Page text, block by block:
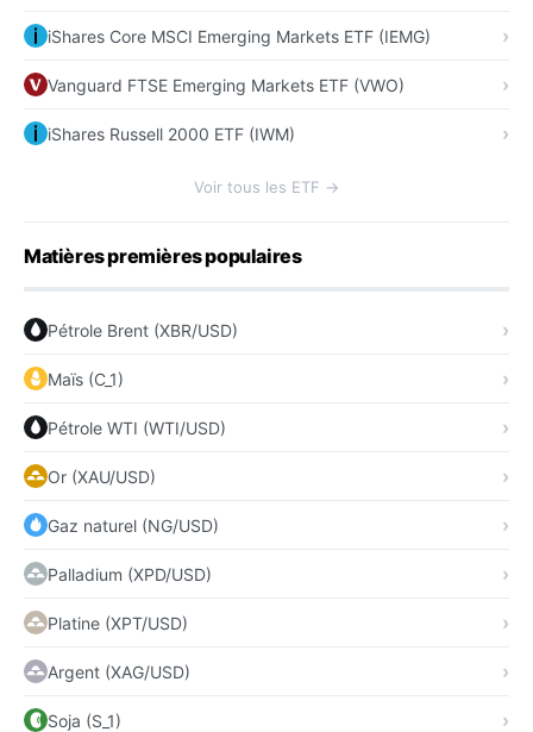
iShares Core MSCI Emerging Markets ETF (IEMG)
Vanguard FTSE Emerging Markets ETF (VWO)
iShares Russell 2000 ETF (IWM)
Voir tous les ETF →
Matières premières populaires
Pétrole Brent (XBR/USD)
Maïs (C_1)
Pétrole WTI (WTI/USD)
Or (XAU/USD)
Gaz naturel (NG/USD)
Palladium (XPD/USD)
Platine (XPT/USD)
Argent (XAG/USD)
Soja (S_1)